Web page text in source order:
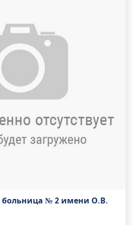
больница № 2 имени О.В.